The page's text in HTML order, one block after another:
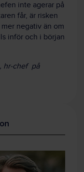
inte agerar på
får, är risken
negativ än om
inför och i början
hr-chef på